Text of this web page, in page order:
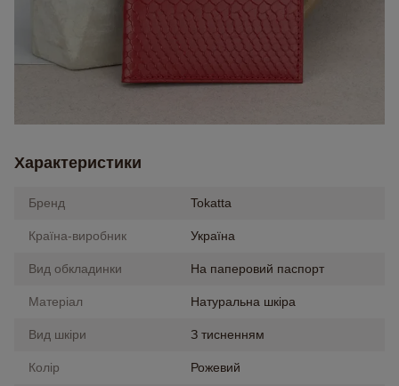
Характеристики
Бренд Tokatta
Країна-виробник Україна
Вид обкладинки На паперовий паспорт
Матеріал Натуральна шкіра
Вид шкіри З тисненням
Колір Рожевий